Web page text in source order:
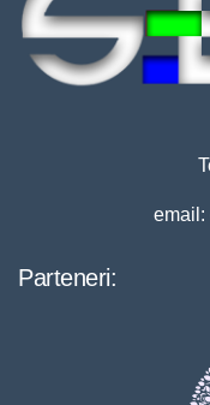
email:
Parteneri: